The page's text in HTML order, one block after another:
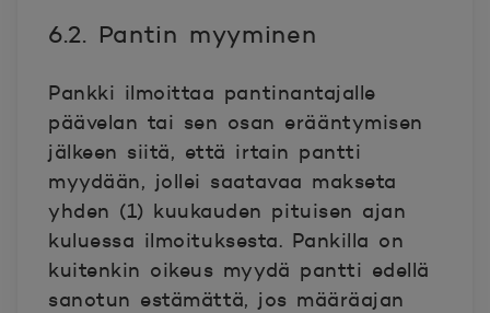
6.2. Pantin myyminen
Pankki ilmoittaa pantinantajalle
päävelan tai sen osan erääntymisen
jälkeen siitä, että irtain pantti
myydään, jollei saatavaa makseta
yhden (1) kuukauden pituisen ajan
kuluessa ilmoituksesta. Pankilla on
kuitenkin oikeus myydä pantti edellä
sanotun estämättä, jos määräajan